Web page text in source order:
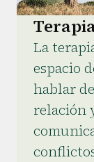
La
espacio
hablar
relación